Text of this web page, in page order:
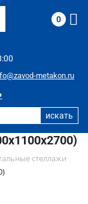
metakon.ru
0
стеллажи